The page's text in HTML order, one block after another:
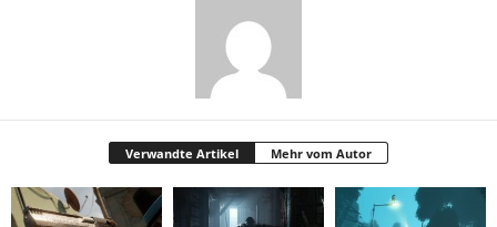
Verwandte Artikel Mehr vom Autor